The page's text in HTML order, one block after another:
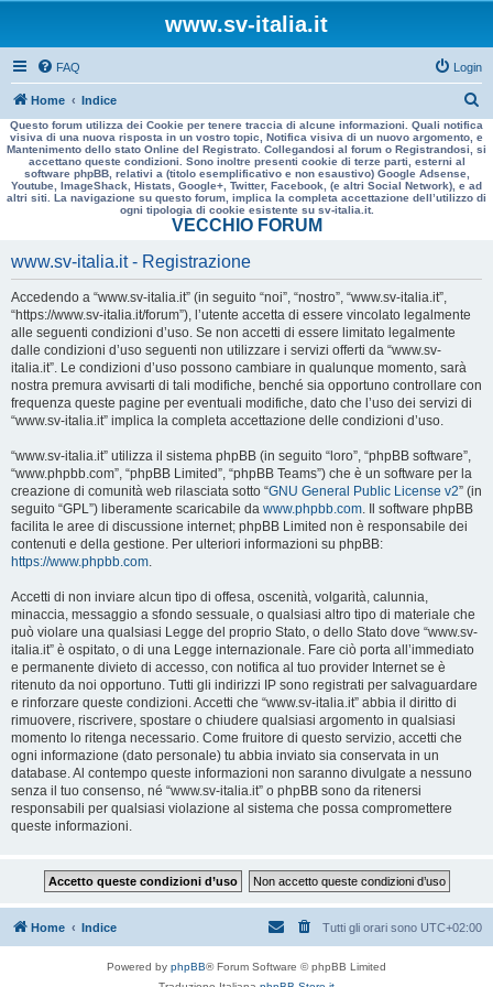
www.sv-italia.it
FAQ Login
Home Indice
e
r
a
Questo forum utilizza dei Cookie per tenere traccia di alcune informazioni. Quali notifica
visiva di una nuova risposta in un vostro topic, Notifica visiva di un nuovo argomento, e
Mantenimento dello stato Online del Registrato. Collegandosi al forum o Registrandosi, si
accettano queste condizioni. Sono inoltre presenti cookie di terze parti, esterni al
software phpBB, relativi a (titolo esemplificativo e non esaustivo) Google Adsense,
Youtube, ImageShack, Histats, Google+, Twitter, Facebook, (e altri Social Network), e ad
altri siti. La navigazione su questo forum, implica la completa accettazione dell’utilizzo di
ogni tipologia di cookie esistente su sv-italia.it.
VECCHIO FORUM
www.sv-italia.it - Registrazione
Accedendo a “www.sv-italia.it” (in seguito “noi”, “nostro”, “www.sv-italia.it”,
“https://www.sv-italia.it/forum”), l’utente accetta di essere vincolato legalmente
alle seguenti condizioni d’uso. Se non accetti di essere limitato legalmente
dalle condizioni d’uso seguenti non utilizzare i servizi offerti da “www.sv-
italia.it”. Le condizioni d’uso possono cambiare in qualunque momento, sarà
nostra premura avvisarti di tali modifiche, benché sia opportuno controllare con
frequenza queste pagine per eventuali modifiche, dato che l’uso dei servizi di
“www.sv-italia.it” implica la completa accettazione delle condizioni d’uso.
“www.sv-italia.it” utilizza il sistema phpBB (in seguito “loro”, “phpBB software”,
“www.phpbb.com”, “phpBB Limited”, “phpBB Teams”) che è un software per la
creazione di comunità web rilasciata sotto “GNU General Public License v2” (in
seguito “GPL”) liberamente scaricabile da www.phpbb.com. Il software phpBB
facilita le aree di discussione internet; phpBB Limited non è responsabile dei
contenuti e della gestione. Per ulteriori informazioni su phpBB:
https://www.phpbb.com.
Accetti di non inviare alcun tipo di offesa, oscenità, volgarità, calunnia,
minaccia, messaggio a sfondo sessuale, o qualsiasi altro tipo di materiale che
può violare una qualsiasi Legge del proprio Stato, o dello Stato dove “www.sv-
italia.it” è ospitato, o di una Legge internazionale. Fare ciò porta all’immediato
e permanente divieto di accesso, con notifica al tuo provider Internet se è
ritenuto da noi opportuno. Tutti gli indirizzi IP sono registrati per salvaguardare
e rinforzare queste condizioni. Accetti che “www.sv-italia.it” abbia il diritto di
rimuovere, riscrivere, spostare o chiudere qualsiasi argomento in qualsiasi
momento lo ritenga necessario. Come fruitore di questo servizio, accetti che
ogni informazione (dato personale) tu abbia inviato sia conservata in un
database. Al contempo queste informazioni non saranno divulgate a nessuno
senza il tuo consenso, né “www.sv-italia.it” o phpBB sono da ritenersi
responsabili per qualsiasi violazione al sistema che possa compromettere
queste informazioni.
Home Indice Tutti gli orari sono UTC+02:00
Powered by phpBB® Forum Software © phpBB Limited